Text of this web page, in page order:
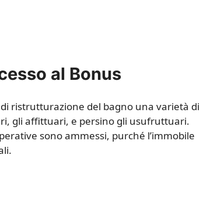
al Bonus
ristrutturazione del bagno una varietà di
gli affittuari, e persino gli usufruttuari.
sono ammessi, purché l’immobile